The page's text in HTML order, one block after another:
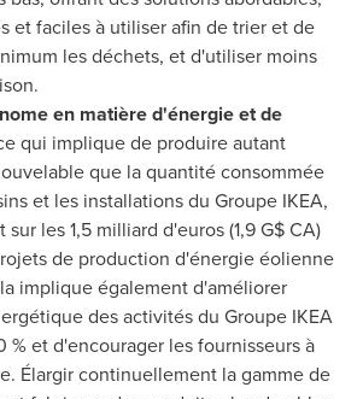
et faciles à utiliser afin de trier et de
les déchets, et d'utiliser moins
en matière d'énergie et de
qui implique de produire autant
que la quantité consommée
et les installations du Groupe IKEA,
les 1,5 milliard d'euros (1,9 G$ CA)
de production d'énergie éolienne
implique également d'améliorer
des activités du Groupe IKEA
% et d'encourager les fournisseurs à
Élargir continuellement la gamme de